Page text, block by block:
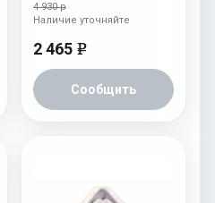
4 930 р
2 465 e
Сообщить
Наличие уточняйте